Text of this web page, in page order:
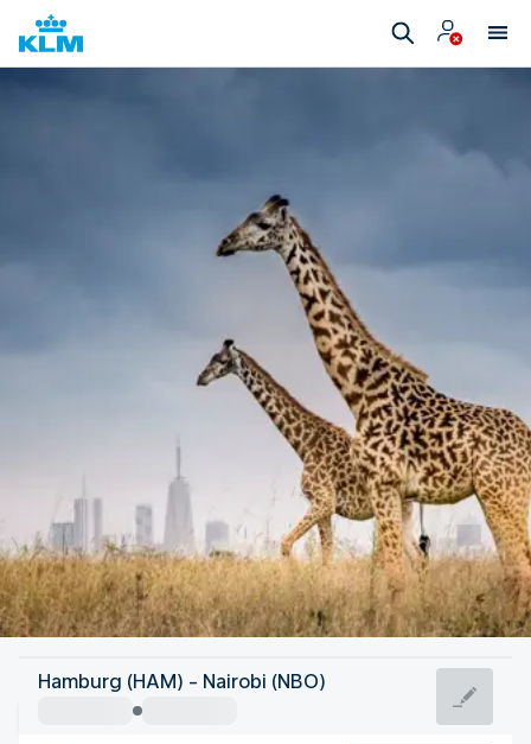
Kenia
Nairobi
Hamburg (HAM) - Nairobi (NBO)